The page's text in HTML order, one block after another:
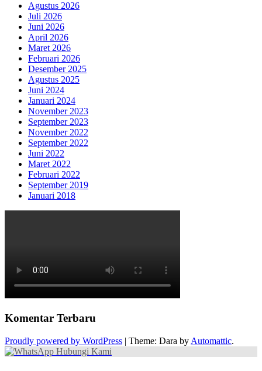
Agustus 2026
Juli 2026
Juni 2026
April 2026
Maret 2026
Februari 2026
Desember 2025
Agustus 2025
Juni 2024
Januari 2024
November 2023
September 2023
November 2022
September 2022
Juni 2022
Maret 2022
Februari 2022
September 2019
Januari 2018
Komentar Terbaru
Proudly powered by WordPress | Theme: Dara by Automattic.
Hubungi Kami